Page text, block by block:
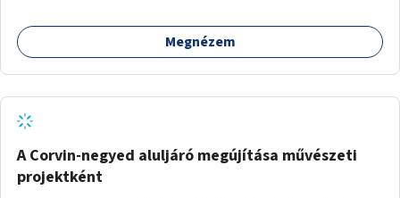
civil/szakmai szervezeti háttérrel. A program a közvetlen
segítségen, biztonságnyújtáson kívül gazdálkodásba is
szemléletformálást is céljának tekinti.
Megnézem
A Corvin-negyed aluljáró megújítása művészeti
projektként